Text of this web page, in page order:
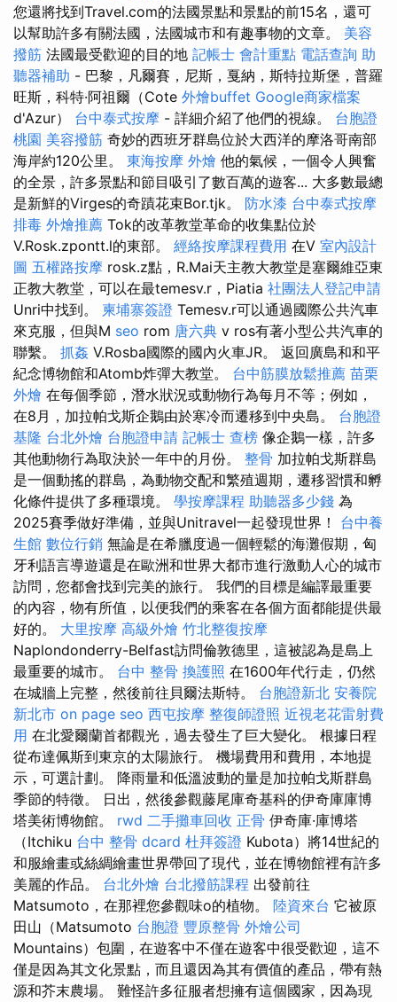
您還將找到Travel.com的法國景點和景點的前15名，還可
以幫助許多有關法國，法國城市和有趣事物的文章。 美容
撥筋 法國最受歡迎的目的地 記帳士 會計重點 電話查詢 助
聽器補助 - 巴黎，凡爾賽，尼斯，戛納，斯特拉斯堡，普羅
旺斯，科特·阿祖爾（Cote 外燴buffet Google商家檔案
d'Azur） 台中泰式按摩 - 詳細介紹了他們的視線。 台胞證
桃園 美容撥筋 奇妙的西班牙群島位於大西洋的摩洛哥南部
海岸約120公里。 東海按摩 外燴 他的氣候，一個令人興奮
的全景，許多景點和節目吸引了數百萬的遊客... 大多數最總
是新鮮的Virges的奇蹟花束Bor.tjk。 防水漆 台中泰式按摩
排毒 外燴推薦 Tok的改革教堂革命的收集點位於
V.Rosk.zpontt.l的東部。 經絡按摩課程費用 在V 室內設計
圖 五權路按摩 rosk.z點，R.Mai天主教大教堂是塞爾維亞東
正教大教堂，可以在最temesv.r，Piatia 社團法人登記申請
Unri中找到。 柬埔寨簽證 Temesv.r可以通過國際公共汽車
來克服，但與M seo rom 唐六典 v ros有著小型公共汽車的
聯繫。 抓姦 V.Rosba國際的國內火車JR。 返回廣島和和平
紀念博物館和Atomb炸彈大教堂。 台中筋膜放鬆推薦 苗栗
外燴 在每個季節，潛水狀況或動物行為每月不等；例如，
在8月，加拉帕戈斯企鵝由於寒冷而遷移到中央島。 台胞證
基隆 台北外燴 台胞證申請 記帳士 查榜 像企鵝一樣，許多
其他動物行為取決於一年中的月份。 整骨 加拉帕戈斯群島
是一個動搖的群島，為動物交配和繁殖週期，遷移習慣和孵
化條件提供了多種環境。 學按摩課程 助聽器多少錢 為
2025賽季做好準備，並與Unitravel一起發現世界！ 台中養
生館 數位行銷 無論是在希臘度過一個輕鬆的海灘假期，匈
牙利語言導遊還是在歐洲和世界大都市進行激動人心的城市
訪問，您都會找到完美的旅行。 我們的目標是編譯最重要
的內容，物有所值，以便我們的乘客在各個方面都能提供最
好的。 大里按摩 高級外燴 竹北整復按摩
Naplondonderry-Belfast訪問倫敦德里，這被認為是島上
最重要的城市。 台中 整骨 換護照 在1600年代行走，仍然
在城牆上完整，然後前往貝爾法斯特。 台胞證新北 安養院
新北市 on page seo 西屯按摩 整復師證照 近視老花雷射費
用 在北愛爾蘭首都觀光，過去發生了巨大變化。 根據日程
從布達佩斯到東京的太陽旅行。 機場費用和費用，本地提
示，可選計劃。 降雨量和低溫波動的量是加拉帕戈斯群島
季節的特徵。 日出，然後參觀藤尾庫奇基科的伊奇庫庫博
塔美術博物館。 rwd 二手攤車回收 正骨 伊奇庫·庫博塔
（Itchiku 台中 整骨 dcard 杜拜簽證 Kubota）將14世紀的
和服繪畫或絲綢繪畫世界帶回了現代，並在博物館裡有許多
美麗的作品。 台北外燴 台北撥筋課程 出發前往
Matsumoto，在那裡您參觀味o的植物。 陸資來台 它被原
田山（Matsumoto 台胞證 豐原整骨 外燴公司
Mountains）包圍，在遊客中不僅在遊客中很受歡迎，這不
僅是因為其文化景點，而且還因為其有價值的產品，帶有熱
源和芥末農場。 難怪許多征服者想擁有這個國家，因為現